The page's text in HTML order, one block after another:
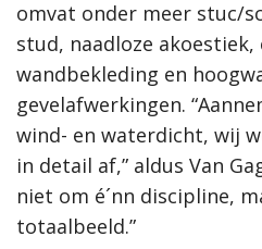
omvat onder meer stuc/
stud, naadloze akoestiek,
wandbekleding en
gevelafwerkingen.
wind- en waterdicht, wij
in detail af,” aldus Van
niet om é´nn discipline,
totaalbeeld.”